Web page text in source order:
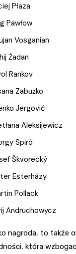
Płaza
Pawłow
Vosganian
Żadan
Rankov
Zabużko
Jergović
Aleksijewicz
Spiró
Škvorecký
Esterházy
Pollack
Andruchowycz
nagroda, to także
która